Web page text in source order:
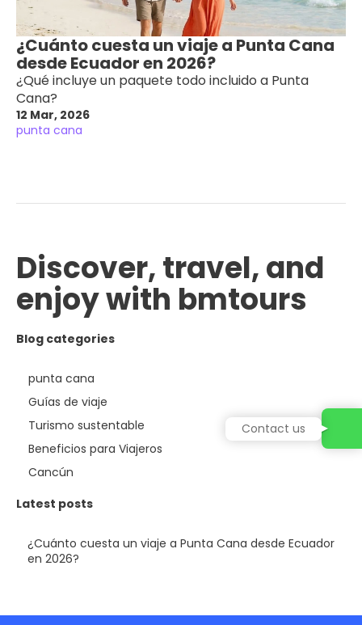
¿Cuánto cuesta un viaje a Punta Cana
desde Ecuador en 2026?
¿Qué incluye un paquete todo incluido a Punta
Cana?
12 Mar, 2026
punta cana
Discover, travel, and
enjoy with bmtours
Blog categories
punta cana
Guías de viaje
Turismo sustentable
Beneficios para Viajeros
Cancún
Latest posts
¿Cuánto cuesta un viaje a Punta Cana desde Ecuador
en 2026?
Contact us